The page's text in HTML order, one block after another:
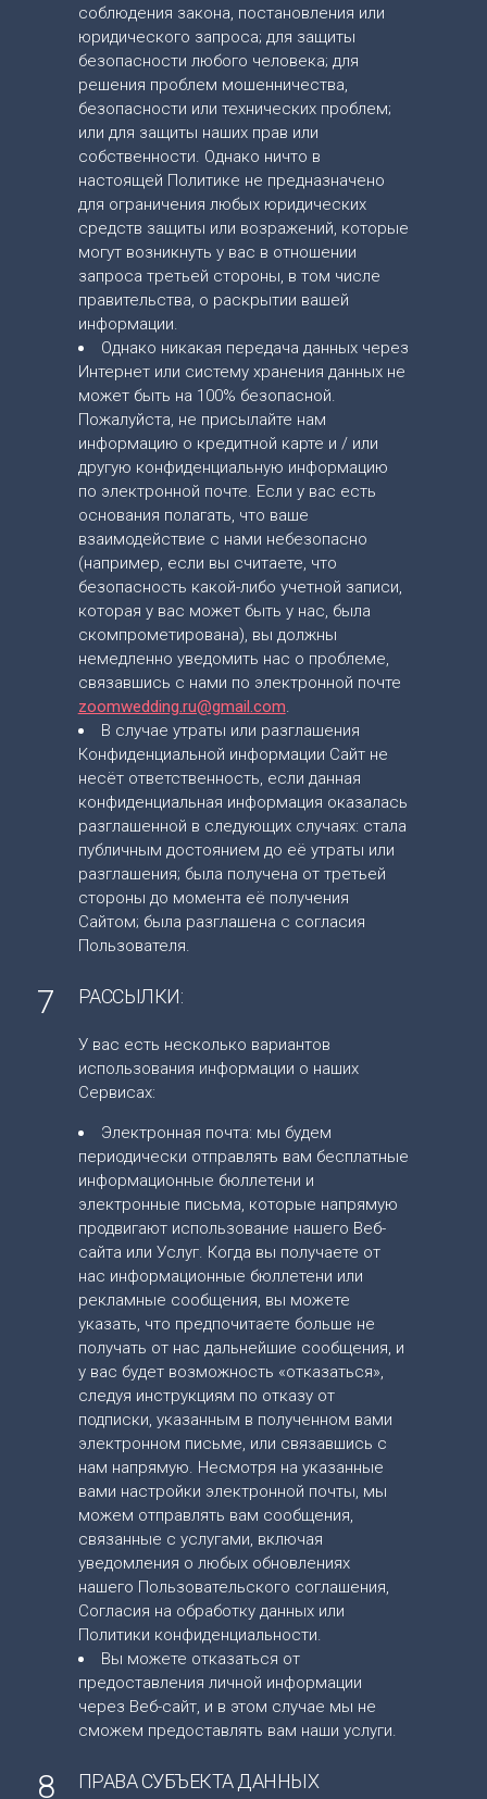
соблюдения закона, постановления или
юридического запроса; для защиты
безопасности любого человека; для
решения проблем мошенничества,
безопасности или технических проблем;
или для защиты наших прав или
собственности. Однако ничто в
настоящей Политике не предназначено
для ограничения любых юридических
средств защиты или возражений, которые
могут возникнуть у вас в отношении
запроса третьей стороны, в том числе
правительства, о раскрытии вашей
информации.
Однако никакая передача данных через
Интернет или систему хранения данных не
может быть на 100% безопасной.
Пожалуйста, не присылайте нам
информацию о кредитной карте и / или
другую конфиденциальную информацию
по электронной почте. Если у вас есть
основания полагать, что ваше
взаимодействие с нами небезопасно
(например, если вы считаете, что
безопасность какой-либо учетной записи,
которая у вас может быть у нас, была
скомпрометирована), вы должны
немедленно уведомить нас о проблеме,
связавшись с нами по электронной почте
zoomwedding.ru@gmail.com.
В случае утраты или разглашения
Конфиденциальной информации Сайт не
несёт ответственность, если данная
конфиденциальная информация оказалась
разглашенной в следующих случаях: cтала
публичным достоянием до её утраты или
разглашения; была получена от третьей
стороны до момента её получения
Сайтом; была разглашена с согласия
Пользователя.
7 РАССЫЛКИ:
У вас есть несколько вариантов
использования информации о наших
Сервисах:
Электронная почта: мы будем
периодически отправлять вам бесплатные
информационные бюллетени и
электронные письма, которые напрямую
продвигают использование нашего Веб-
сайта или Услуг. Когда вы получаете от
нас информационные бюллетени или
рекламные сообщения, вы можете
указать, что предпочитаете больше не
получать от нас дальнейшие сообщения, и
у вас будет возможность «отказаться»,
следуя инструкциям по отказу от
подписки, указанным в полученном вами
электронном письме, или связавшись с
нам напрямую. Несмотря на указанные
вами настройки электронной почты, мы
можем отправлять вам сообщения,
связанные с услугами, включая
уведомления о любых обновлениях
нашего Пользовательского соглашения,
Согласия на обработку данных или
Политики конфиденциальности.
Вы можете отказаться от
предоставления личной информации
через Веб-сайт, и в этом случае мы не
сможем предоставлять вам наши услуги.
8 ПРАВА СУБЪЕКТА ДАННЫХ